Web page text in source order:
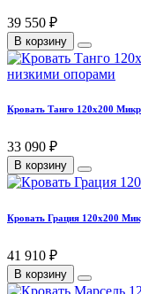
39 550 ₽
В корзину
Кровать Танго 120х200
33 090 ₽
В корзину
Кровать Грация 120х200
41 910 ₽
В корзину